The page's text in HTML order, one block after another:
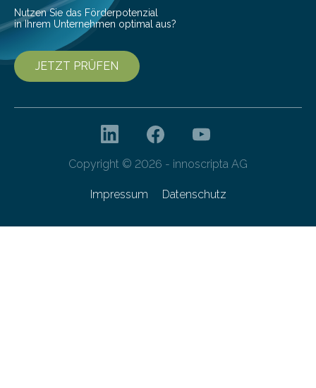
Nutzen Sie das Förderpotenzial
in Ihrem Unternehmen optimal aus?
JETZT PRÜFEN
Copyright © 2026 - innoscripta AG
Impressum Datenschutz